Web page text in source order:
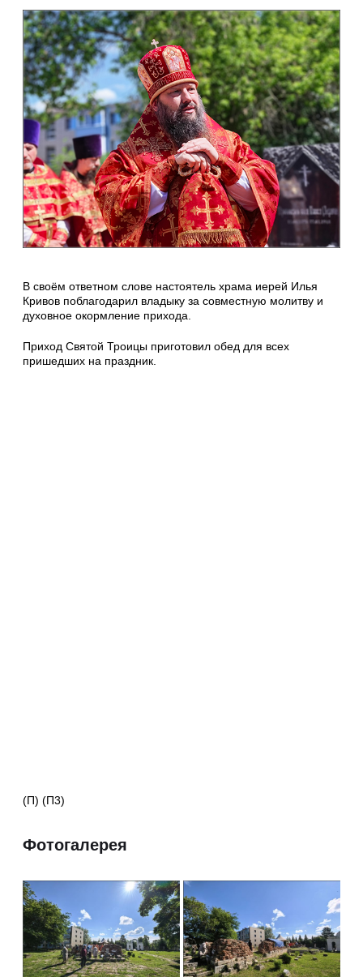
В своём ответном слове настоятель храма иерей Илья
Кривов поблагодарил владыку за совместную молитву и
духовное окормление прихода.
Приход Святой Троицы приготовил обед для всех
пришедших на праздник.
(П) (П3)
Фотогалерея